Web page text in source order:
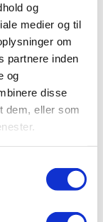
og
medier og til
om
partnere inden
og
disse
dem, eller som
med firkantet
firkantet tud